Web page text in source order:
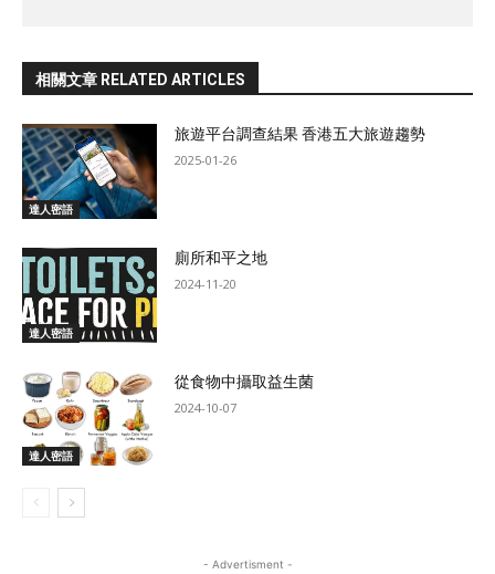
相關文章 RELATED ARTICLES
達人密語
旅遊平台調查結果 香港五大旅遊趨勢
2025-01-26
達人密語
廁所和平之地
2024-11-20
達人密語
從食物中攝取益生菌
2024-10-07
- Advertisment -